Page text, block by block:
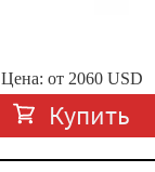
Цена: от 2060USD
Купить